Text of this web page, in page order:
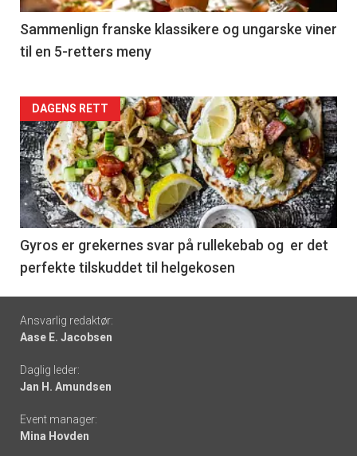
5
Sammenlign franske klassikere og ungarske viner
til en 5-retters meny
Forsiden
akkurat
nå
-
6
DAGENS RETT
Gyros er grekernes svar på rullekebab og er det
perfekte tilskuddet til helgekosen
Footer
-
links
Ansvarlig redaktør:
Aase E. Jacobsen
Daglig leder:
Jan H. Amundsen
Event manager:
Mina Hovden